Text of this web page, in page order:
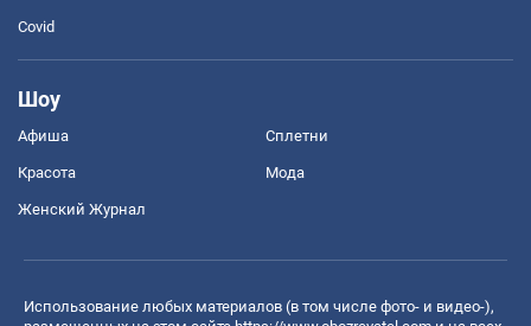
Covid
Шоу
Афиша Сплетни
Красота Мода
Женский Журнал
Использование любых материалов (в том числе фото- и видео-),